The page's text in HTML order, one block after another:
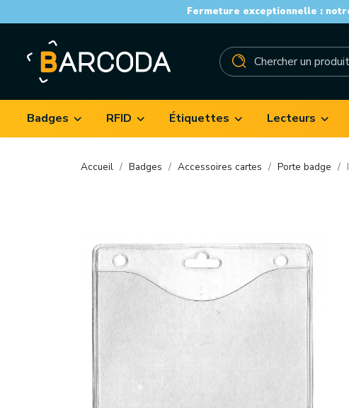
Fermeture exceptionnelle :
Badges RFID Étiquettes Lecteurs
Accueil Badges Accessoires cartes Porte badge